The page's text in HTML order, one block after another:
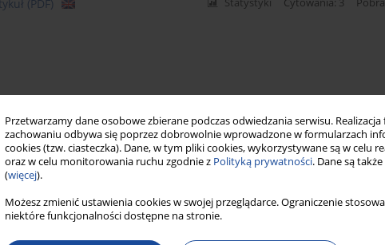
Przetwarzamy dane osobowe zbierane podczas odwiedzania serwisu.
zachowaniu odbywa się poprzez dobrowolnie wprowadzone w formularzach
cookies (tzw. ciasteczka). Dane, w tym pliki cookies, wykorzystywane są w celu
oraz w celu monitorowania ruchu zgodnie z Polityką prywatności. Dane są
(więcej).
Możesz zmienić ustawienia cookies w swojej przeglądarce. Ograniczenie
niektóre funkcjonalności dostępne na stronie.
(PDF) Statystyki Cytowania: 3